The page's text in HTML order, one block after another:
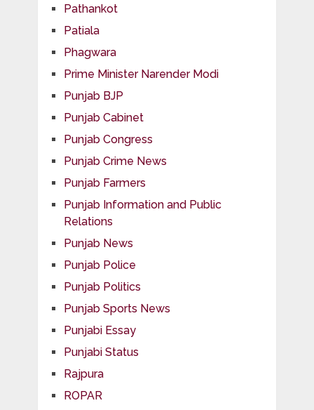
Pathankot
Patiala
Phagwara
Prime Minister Narender Modi
Punjab BJP
Punjab Cabinet
Punjab Congress
Punjab Crime News
Punjab Farmers
Punjab Information and Public
Relations
Punjab News
Punjab Police
Punjab Politics
Punjab Sports News
Punjabi Essay
Punjabi Status
Rajpura
ROPAR